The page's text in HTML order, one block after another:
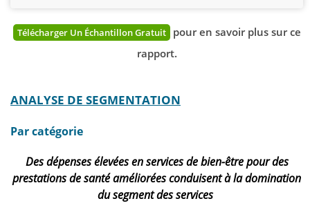
Télécharger Un Échantillon Gratuit
pour en savoir plus sur ce
rapport.
ANALYSE DE SEGMENTATION
Par catégorie
Des dépenses élevées en services de bien-être pour des
prestations de santé améliorées conduisent à la domination
du segment des services